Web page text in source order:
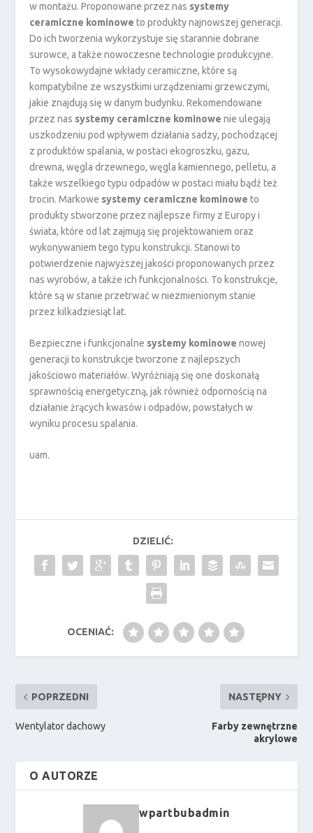
w montażu. Proponowane przez nas systemy
ceramiczne kominowe to produkty najnowszej generacji.
Do ich tworzenia wykorzystuje się starannie dobrane
surowce, a także nowoczesne technologie produkcyjne.
To wysokowydajne wkłady ceramiczne, które są
kompatybilne ze wszystkimi urządzeniami grzewczymi,
jakie znajdują się w danym budynku. Rekomendowane
przez nas systemy ceramiczne kominowe nie ulegają
uszkodzeniu pod wpływem działania sadzy, pochodzącej
z produktów spalania, w postaci ekogroszku, gazu,
drewna, węgla drzewnego, węgla kamiennego, pelletu, a
także wszelkiego typu odpadów w postaci miału bądź też
trocin. Markowe systemy ceramiczne kominowe to
produkty stworzone przez najlepsze firmy z Europy i
świata, które od lat zajmują się projektowaniem oraz
wykonywaniem tego typu konstrukcji. Stanowi to
potwierdzenie najwyższej jakości proponowanych przez
nas wyrobów, a także ich funkcjonalności. To konstrukcje,
które są w stanie przetrwać w niezmienionym stanie
przez kilkadziesiąt lat.
Bezpieczne i funkcjonalne systemy kominowe nowej
generacji to konstrukcje tworzone z najlepszych
jakościowo materiałów. Wyróżniają się one doskonałą
sprawnością energetyczną, jak również odpornością na
działanie żrących kwasów i odpadów, powstałych w
wyniku procesu spalania.
uam.
DZIELIĆ:
OCENIAĆ:
POPRZEDNI
Wentylator dachowy
NASTĘPNY
Farby zewnętrzne
akrylowe
O AUTORZE
wpartbubadmin